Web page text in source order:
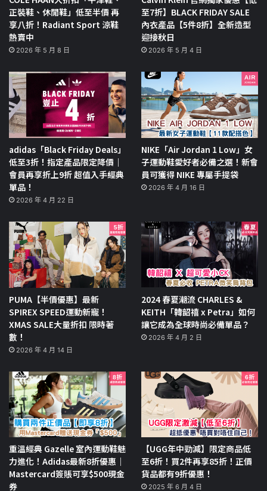
正裝鞋、休閒鞋」低至半價 再
享八折！Radiant Sport 涼鞋
熱賣中
2026 年 5 月 8 日
至7折】BLACK FRIDAY SALE
內衣產品【5件8折】全新造型
迎接秋日
2026 年 5 月 4 日
adidas「Black Friday Deals」
低至3折！指定產品限定降價｜
會員再享折上9折 超值入手經典
單品！
2026 年 4 月 22 日
NIKE「Air Jordan 1 Low」女
子運動鞋愛好者必備之選！新會
員可獲得 NIKE 專屬手提袋
2026 年 4 月 16 日
PUMA【半價優惠】最新
SPIREX SPEED運動新寵！
XMAS SALE大量折扣 限時著
數！
2026 年 4 月 14 日
2024 春夏潮流 CHARLES &
KEITH「韓韶禧 x Petra」如何
讓它成為全球時尚必備單品？
2026 年 4 月 2 日
重溫經典 Gazelle 室內運動鞋魅
力進化！Adidas最新8折優惠｜
Mastercard簽賬可享$500現金
券
【UGG年中勁減】限定商品低
至6折！買2件再享85折！正價
貨品都有9折優惠！
2025 年 6 月 4 日